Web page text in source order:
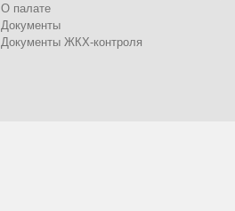
О палате
Документы
Документы ЖКХ-контроля